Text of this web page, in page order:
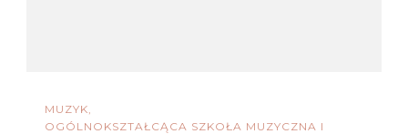
MUZYK
OGÓLNOKSZTAŁCĄCA SZKOŁA MUZYCZNA I